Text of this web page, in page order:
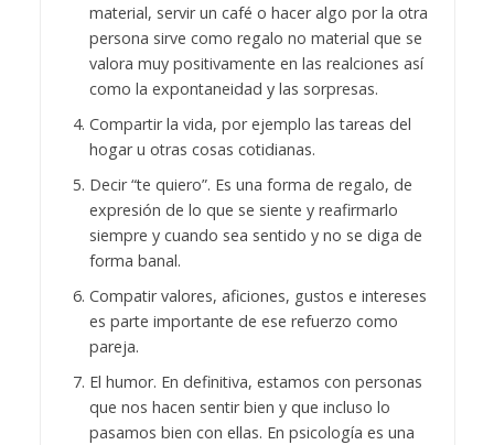
material, servir un café o hacer algo por la otra
persona sirve como regalo no material que se
valora muy positivamente en las realciones así
como la expontaneidad y las sorpresas.
Compartir la vida, por ejemplo las tareas del
hogar u otras cosas cotidianas.
Decir “te quiero”. Es una forma de regalo, de
expresión de lo que se siente y reafirmarlo
siempre y cuando sea sentido y no se diga de
forma banal.
Compatir valores, aficiones, gustos e intereses
es parte importante de ese refuerzo como
pareja.
El humor. En definitiva, estamos con personas
que nos hacen sentir bien y que incluso lo
pasamos bien con ellas. En psicología es una